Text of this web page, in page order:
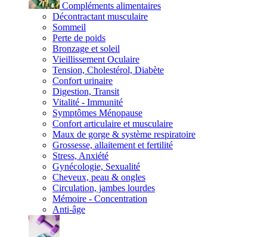
Compléments alimentaires
Décontractant musculaire
Sommeil
Perte de poids
Bronzage et soleil
Vieillissement Oculaire
Tension, Cholestérol, Diabète
Confort urinaire
Digestion, Transit
Vitalité - Immunité
Symptômes Ménopause
Confort articulaire et musculaire
Maux de gorge & système respiratoire
Grossesse, allaitement et fertilité
Stress, Anxiété
Gynécologie, Sexualité
Cheveux, peau & ongles
Circulation, jambes lourdes
Mémoire - Concentration
Anti-âge